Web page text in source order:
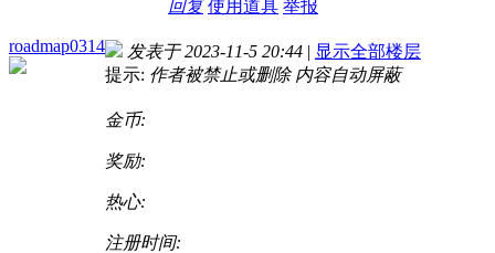
回复 使用道具 举报
roadmap0314 发表于 2023-11-5 20:44 | 显示全部楼层
提示: 作者被禁止或删除 内容自动屏蔽
金币:
奖励:
热心:
注册时间: